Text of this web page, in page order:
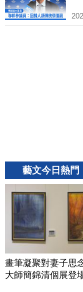
藝文今日熱門
畫筆凝聚對妻子思
大師簡錦清個展登